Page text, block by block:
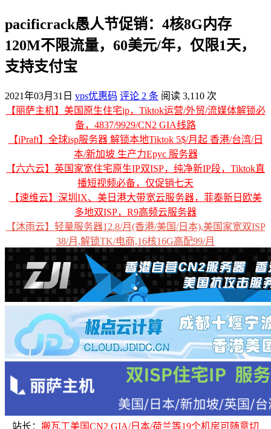
pacificrack愚人节促销：4核8G内存
120M不限流量，60美元/年，仅限1天，
支持支付宝
2021年03月31日 vps优惠码 评论 2 条 阅读 3,110 次
【丽萨主机】美国原生住宅ip，Tiktok运营/外贸/流媒体解锁必
备，4837/9929/CN2 GIA线路
【iPraft】全球isp服务器 解锁本地Tiktok 5$/月起 香港/台湾/日
本/新加坡 生产力Epyc 服务器
【六六云】英国家宽住宅原生IP双ISP，纯净新IP段，Tiktok直
播短视频必备，仅促销七天
【速维云】深圳IX、美日港大带宽云服务器，菲泰新日欧美
多地双ISP，R9高频云服务器
【沐雨云】轻量服务器12.8/月(香港/美国/日本),美国家宽双ISP
38/月,解锁TK/电商,16核16G高配99/月
站长： 搬瓦工美国CN2 GIA/日本/荷兰等19个机房可随意切